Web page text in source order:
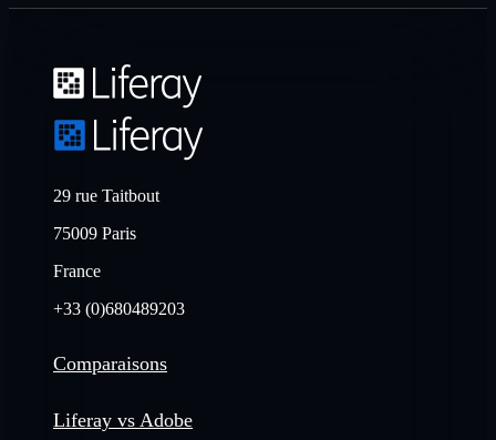
29 rue Taitbout
75009 Paris
France
+33 (0)680489203
Comparaisons
Liferay vs Adobe